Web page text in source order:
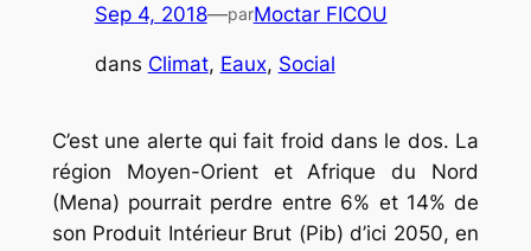
Sep 4, 2018—parMoctar FICOU
dans Climat, Eaux, Social
C’est une alerte qui fait froid dans le dos. La
région Moyen-Orient et Afrique du Nord
(Mena) pourrait perdre entre 6% et 14% de
son Produit Intérieur Brut (Pib) d’ici 2050, en